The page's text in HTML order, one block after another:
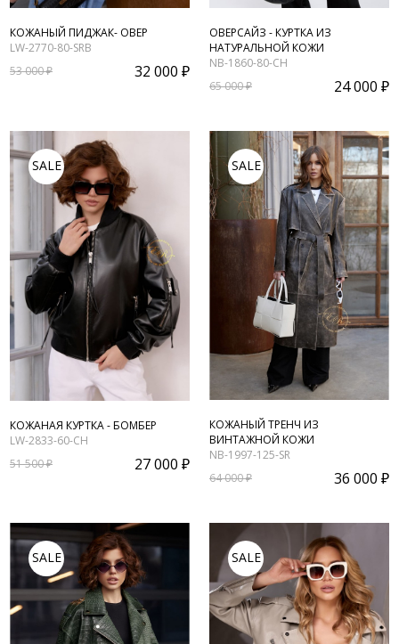
КОЖАНЫЙ ПИДЖАК- ОВЕР
LW-2770-80-SRB
53 000 ₽
32 000 ₽
ОВЕРСАЙЗ - КУРТКА ИЗ
НАТУРАЛЬНОЙ КОЖИ
NB-1860-80-CH
65 000 ₽
24 000 ₽
SALE
КОЖАНАЯ КУРТКА - БОМБЕР
LW-2833-60-CH
51 500 ₽
27 000 ₽
SALE
КОЖАНЫЙ ТРЕНЧ ИЗ
ВИНТАЖНОЙ КОЖИ
NB-1997-125-SR
64 000 ₽
36 000 ₽
SALE SALE